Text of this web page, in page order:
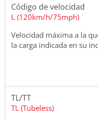
Código de velocidad
L (120km/h/75mph)
Velocidad máxima a la
la carga indicada en su
TL/TT
TL (Tubeless)